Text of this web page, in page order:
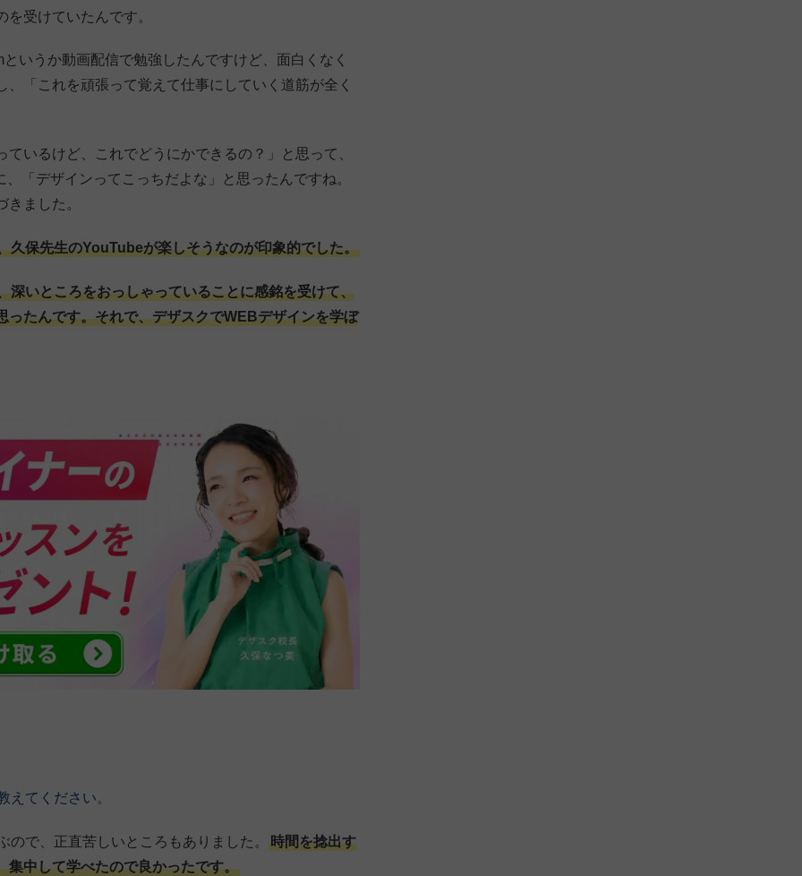
受けていたんです。
いうか動画配信で勉強したんですけど、面白くなく
「これを頑張って覚えて仕事にしていく道筋が全く
いるけど、これでどうにかできるの？」と思って、
「デザインってこっちだよな」と思ったんですね。
ました。
久保先生のYouTubeが楽しそうなのが印象的でした。
深いところをおっしゃっていることに感銘を受けて、
ったんです。それで、デザスクでWEBデザインを学ぼ
えてください。
で、正直苦しいところもありました。
時間を捻出す
集中して学べたので良かったです。